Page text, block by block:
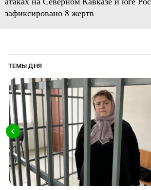
зафиксировано 8 жертв
ТЕМЫ ДНЯ